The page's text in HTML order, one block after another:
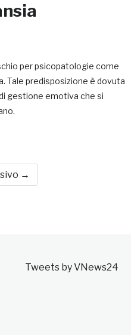
per psicopatologie come
Tale predisposizione è dovuta
gestione emotiva che si
→
Tweets by VNews24